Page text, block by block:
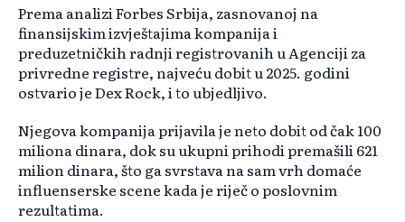
Prema analizi Forbes Srbija, zasnovanoj na
finansijskim izvještajima kompanija i
preduzetničkih radnji registrovanih u Agenciji za
privredne registre, najveću dobit u 2025. godini
ostvario je Dex Rock, i to ubjedljivo.
Njegova kompanija prijavila je neto dobit od čak 100
miliona dinara, dok su ukupni prihodi premašili 621
milion dinara, što ga svrstava na sam vrh domaće
influenserske scene kada je riječ o poslovnim
rezultatima.